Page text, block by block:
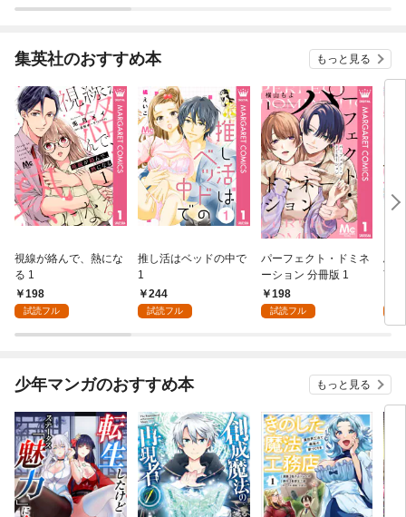
集英社のおすすめ本 もっと見る
視線が絡んで、熱にな
る 1
198
試読フル
推し活はベッドの中で
1
244
試読フル
パーフェクト・ドミネ
ーション 分冊版 1
198
試読フル
ふ
言
少年マンガのおすすめ本 もっと見る